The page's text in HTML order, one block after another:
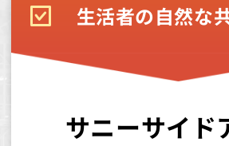
生活者の自然な
サニーサイド